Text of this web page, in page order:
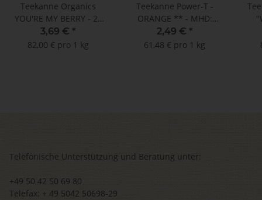
Teekanne Organics
YOU'RE MY BERRY - 20
Teebeutel à 2,25 g **
3,69 € *
82,00 € pro 1 kg
Teekanne Power-T -
ORANGE ** - MHD:
31.01.2025 !! (18
Doppelkammerbeutel à
2,49 € *
61,48 € pro 1 kg
-
Telefonische Unterstützung und Beratung unter:
+49 50 42 50 69 80
Telefax: + 49 5042 50698-29